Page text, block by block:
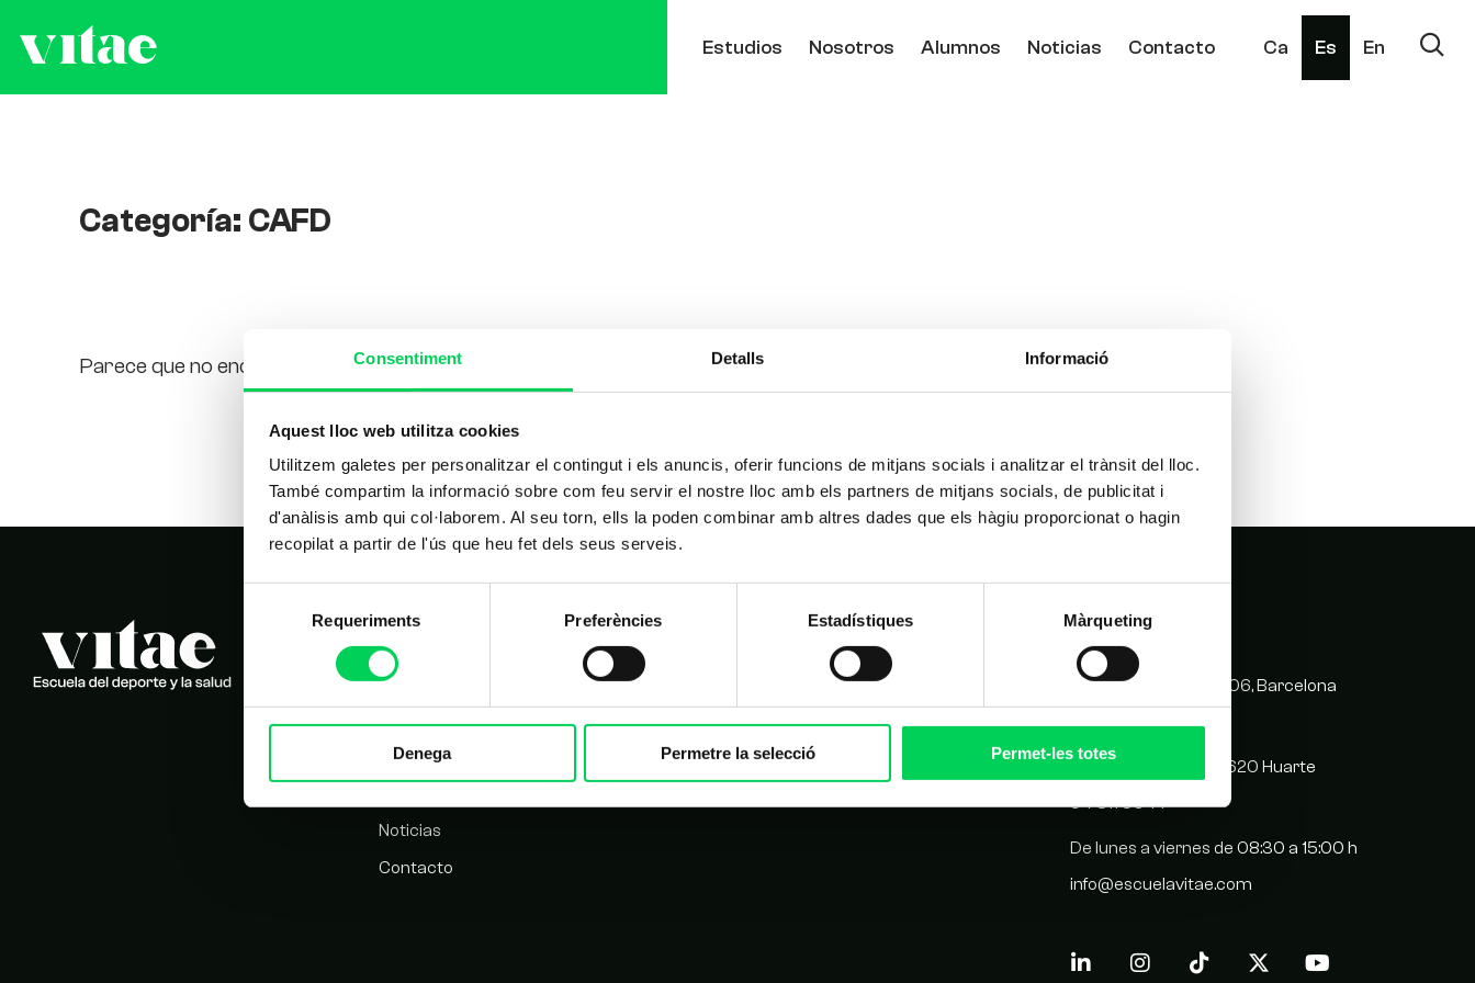
Consentiment Detalls Informació
Aquest lloc web utilitza cookies
Utilitzem galetes per personalitzar el contingut i els anuncis, oferir funcions de mitjans socials i analitzar el trànsit del lloc.
També compartim la informació sobre com feu servir el nostre lloc amb els partners de mitjans socials, de publicitat i
d'anàlisis amb qui col·laborem. Al seu torn, ells la poden combinar amb altres dades que els hàgiu proporcionat o hagin
recopilat a partir de l'ús que heu fet dels seus serveis.
consentiment
Requeriments Preferències Estadístiques Màrqueting
Denega Permetre la selecció Permet-les totes
Estudios Nosotros Alumnos Noticias Contacto Ca Es En
Categoría: CAFD
Parece que no encontramos lo que buscas.
NAVEGACIÓN PRINCIPAL
Inicio
Estudios
Nosotros
Noticias
Contacto
OTROS LINKS DE INTERÉS
Campus virtual
FAQ
CONTACTO
C/ Balmes 209, 08006, Barcelona
93 417 05 14
Plaza San Juan 5, 31620 Huarte
94 811 90 71
De lunes a viernes de 08:30 a 15:00 h
info@escuelavitae.com